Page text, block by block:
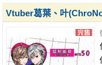
Vtuber葛葉、叶